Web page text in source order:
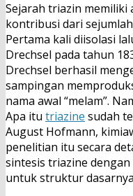
Sejarah triazin
kontribusi dari
Pertama kali diisolasi
Drechsel pada tahun
Drechsel berhasil
sampingan
nama awal “melam”.
Apa itu triazine sudah
August Hofmann,
penelitian itu secara
sintesis triazine
untuk struktur